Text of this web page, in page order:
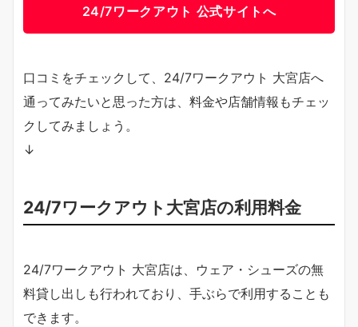
24/7ワークアウト 公式サイトへ
口コミをチェックして、24/7ワークアウト 大宮店へ
通ってみたいと思った方は、料金や店舗情報もチェッ
クしてみましょう。
↓
24/7ワークアウト大宮店の利用料金
24/7ワークアウト 大宮店は、ウェア・シューズの無
料貸し出しも行われており、手ぶらで利用することも
できます。